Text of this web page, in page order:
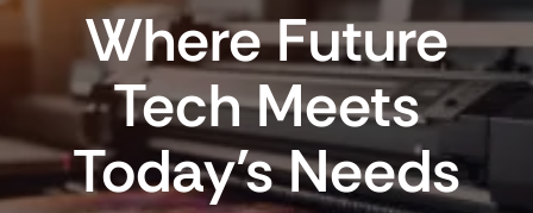
Where Future
Tech Meets
Today’s Needs